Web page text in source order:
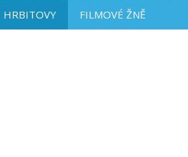
HRBITOVY FILMOVÉ ŽNĚ